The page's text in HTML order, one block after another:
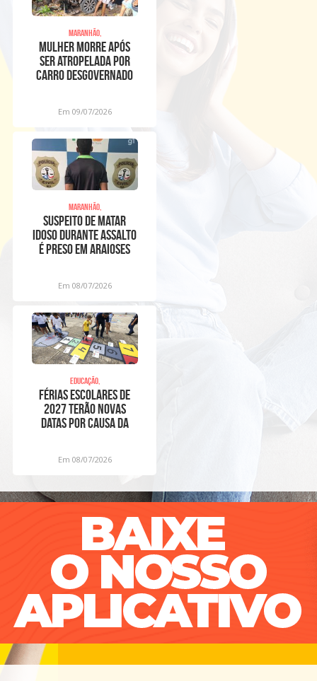
Maranhão,
Mulher morre após
ser atropelada por
carro desgovernado
Em 09/07/2026
Maranhão,
Suspeito de matar
idoso durante assalto
é preso em Araioses
Em 08/07/2026
Educação,
Férias escolares de
2027 terão novas
datas por causa da
Em 08/07/2026